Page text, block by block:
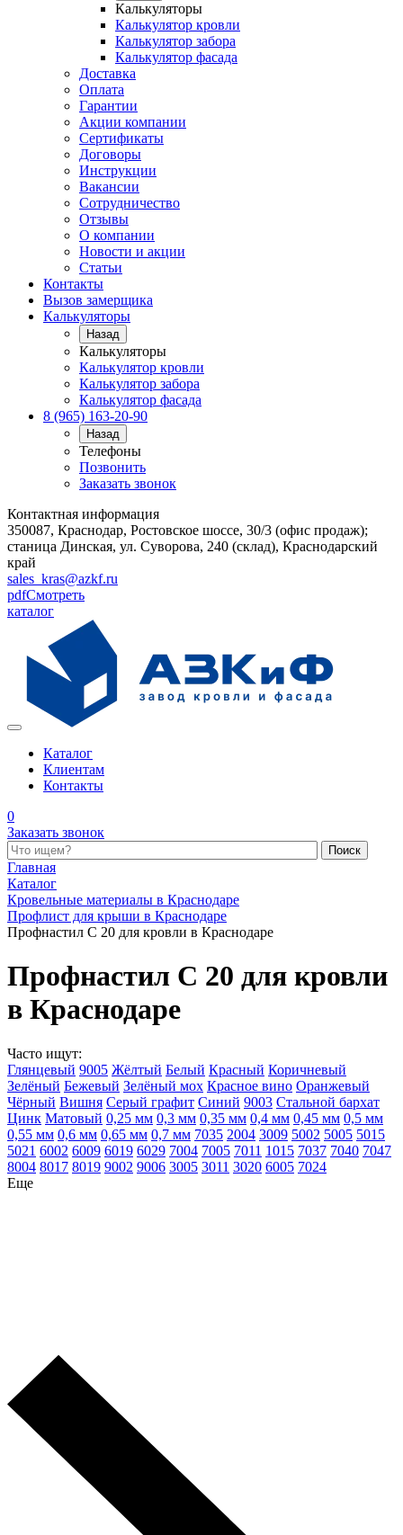
Калькуляторы
Калькулятор кровли
Калькулятор забора
Калькулятор фасада
Доставка
Оплата
Гарантии
Акции компании
Сертификаты
Договоры
Инструкции
Вакансии
Сотрудничество
Отзывы
О компании
Новости и акции
Статьи
Контакты
Вызов замерщика
Калькуляторы
Назад
Калькуляторы
Калькулятор кровли
Калькулятор забора
Калькулятор фасада
8 (965) 163-20-90
Назад
Телефоны
Позвонить
Заказать звонок
Контактная информация
350087, Краснодар, Ростовское шоссе, 30/3 (офис продаж);
станица Динская, ул. Суворова, 240 (склад), Краснодарский
край
sales_kras@azkf.ru
pdfСмотреть
каталог
Каталог
Клиентам
Контакты
0
Заказать звонок
Поиск по каталогу
Главная
Каталог
Кровельные материалы в Краснодаре
Профлист для крыши в Краснодаре
Профнастил С 20 для кровли в Краснодаре
Профнастил С 20 для кровли
в Краснодаре
Часто ищут:
Глянцевый 9005 Жёлтый Белый Красный Коричневый
Зелёный Бежевый Зелёный мох Красное вино Оранжевый
Чёрный Вишня Серый графит Синий 9003 Стальной бархат
Цинк Матовый 0,25 мм 0,3 мм 0,35 мм 0,4 мм 0,45 мм 0,5 мм
0,55 мм 0,6 мм 0,65 мм 0,7 мм 7035 2004 3009 5002 5005 5015
5021 6002 6009 6019 6029 7004 7005 7011 1015 7037 7040 7047
8004 8017 8019 9002 9006 3005 3011 3020 6005 7024
Еще